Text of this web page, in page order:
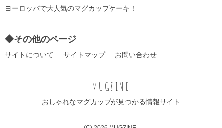
ヨーロッパで大人気のマグカップケーキ！
◆その他のページ
サイトについて サイトマップ お問い合わせ
MUGZINE
おしゃれなマグカップが見つかる情報サイト